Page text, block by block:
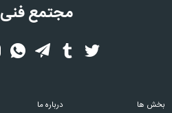
مجتمع فنی
بخش ها
درباره ما